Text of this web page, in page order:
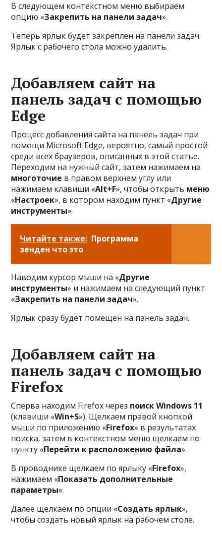
В следующем контекстном меню выбираем
опцию «Закрепить на панели задач».
Теперь ярлык будет закреплен на панели задач.
Ярлык с рабочего стола можно удалить.
Добавляем сайт на
панель задач с помощью
Edge
Процесс добавления сайта на панель задач при
помощи Microsoft Edge, вероятно, самый простой
среди всех браузеров, описанных в этой статье.
Переходим на нужный сайт, затем нажимаем на
многоточие в правом верхнем углу или
нажимаем клавиши «Alt+F», чтобы открыть меню
«Настроек», в котором находим пункт «Другие
инструменты».
Читайте также: Программа
зенден что это
Наводим курсор мыши на «Другие
инструменты» и нажимаем на следующий пункт
«Закрепить на панели задач».
Ярлык сразу будет помещен на панель задач.
Добавляем сайт на
панель задач с помощью
Firefox
Сперва находим Firefox через поиск Windows 11
(клавиши «Win+S»). Щелкаем правой кнопкой
мыши по приложению «Firefox» в результатах
поиска, затем в контекстном меню щелкаем по
пункту «Перейти к расположению файла».
В проводнике щелкаем по ярлыку «Firefox»,
нажимаем «Показать дополнительные
параметры».
Далее щелкаем по опции «Создать ярлык»,
чтобы создать новый ярлык на рабочем столе.